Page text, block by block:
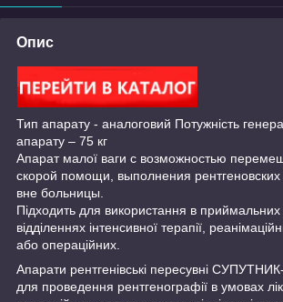
Опис
Тип апарату - аналоговий Потужність
апарату – 75 кг
Апарат малої ваги с возможностью
скорой помощи, выполнения
вне больницы.
Підходить для використання в приймальних
відділеннях інтенсивної терапії,
або операційних.
Апарати рентгенівські пересувні
для проведення рентгенографії в умовах